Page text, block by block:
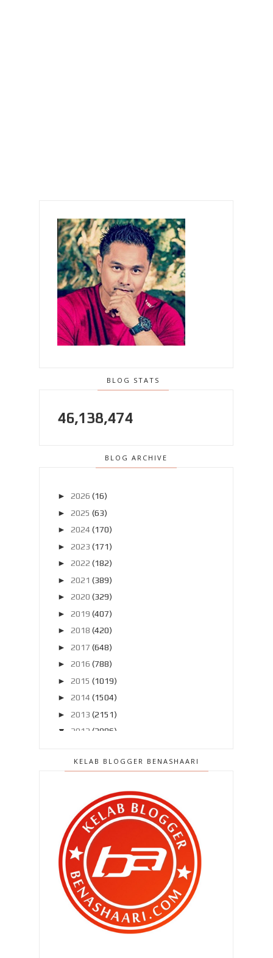
BLOG STATS
46,138,474
BLOG ARCHIVE
► 2026 (16)
► 2025 (63)
► 2024 (170)
► 2023 (171)
► 2022 (182)
► 2021 (389)
► 2020 (329)
► 2019 (407)
► 2018 (420)
► 2017 (648)
► 2016 (788)
► 2015 (1019)
► 2014 (1504)
► 2013 (2151)
▼
2012 (2986)
►November 2012 (211)
September 2012(260)
►Ogos 2012(210)
▼
Julai 2012
Terlepas saat terindah ? Rugi ..
Pasang MyDistress untuk
keselamatan kita ..
Patutlah si isteri serabai jer ..
Patutlah ..
KELAB BLOGGER BENASHAARI